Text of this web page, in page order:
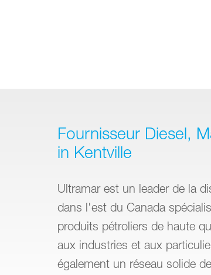
Fournisseur Diesel,
in Kentville
Ultramar est un leader de la
dans l'est du Canada
produits pétroliers de haute
aux industries et aux
également un réseau solide